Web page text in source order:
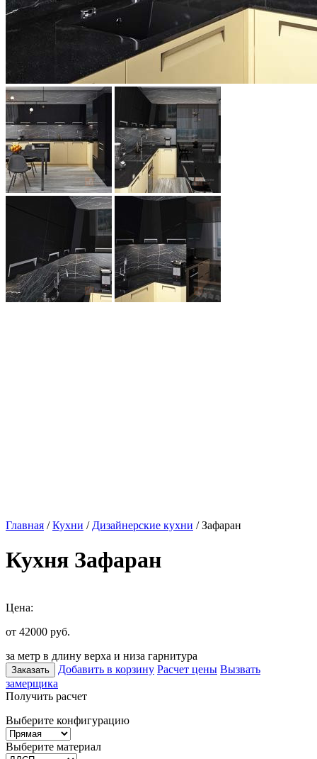
Главная /Кухни / Дизайнерские кухни / Зафаран
Кухня Зафаран
Цена:
от 42000 руб.
за метр в длину верха и низа гарнитура
Заказать Добавить в корзину Расчет цены Вызвать
замерщика
Получить расчет
Выберите конфигурацию
Выберите материал